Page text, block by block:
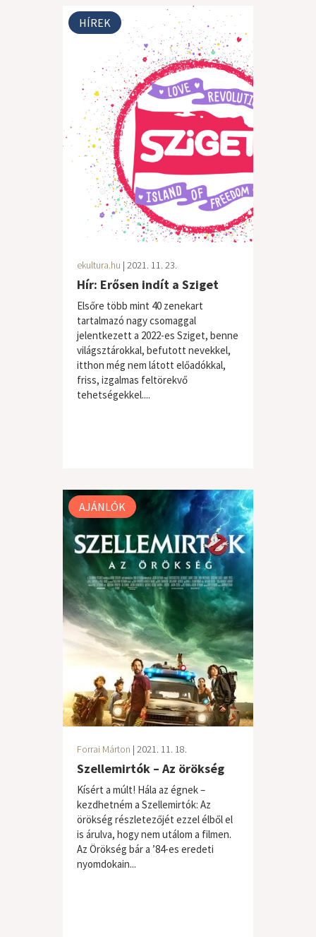
HÍREK
ekultura.hu | 2021. 11. 23.
Hír: Erősen indít a Sziget
Elsőre több mint 40 zenekart
tartalmazó nagy csomaggal
jelentkezett a 2022-es Sziget, benne
világsztárokkal, befutott nevekkel,
itthon még nem látott előadókkal,
friss, izgalmas feltörekvő
tehetségekkel....
AJÁNLÓK
Forrai Márton | 2021. 11. 18.
Szellemirtók – Az örökség
Kísért a múlt! Hála az égnek –
kezdhetném a Szellemirtók: Az
örökség részletezőjét ezzel élből el
is árulva, hogy nem utálom a filmen.
Az Örökség bár a ’84-es eredeti
nyomdokain...